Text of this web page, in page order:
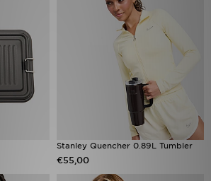
Stanley Quencher 0.89L Tumbler
€55,00